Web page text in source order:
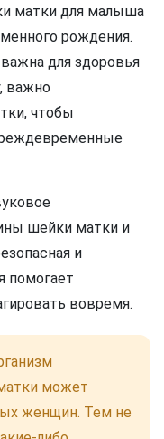
матки для малыша
рождения.
для здоровья
важно
чтобы
шейки матки и
и
помогает
вовремя.
может
женщин. Тем не